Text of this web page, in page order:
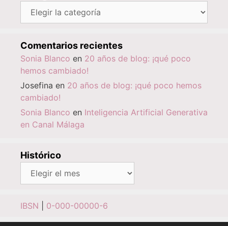
Comentarios recientes
Sonia Blanco en 20 años de blog: ¡qué poco
hemos cambiado!
Josefina en 20 años de blog: ¡qué poco hemos
cambiado!
Sonia Blanco en Inteligencia Artificial Generativa
en Canal Málaga
Histórico
IBSN 0-000-00000-6